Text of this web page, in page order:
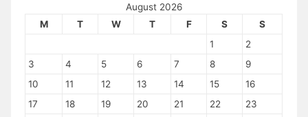
August 2026
M
T W T F S
S
1
2
3
4 5 6 7 8
9
10
11 12 13 14 15
16
17
18 19 20 21 22
23